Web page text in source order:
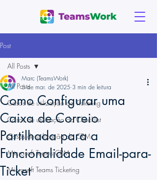
Post
All Posts
Casos de utilização do Ticketing
Casos de utilização do Checklist
Casos de utilização do CRM
Microsoft Teams CRM
Microsoft Teams Ticketing
All Posts
Como Configurar uma
Caixa de Correio
Partilhada para a
Funcionalidade Email-para-
Ticket
Marc (TeamsWork)
5 de mar. de 2025 3 min de leitura